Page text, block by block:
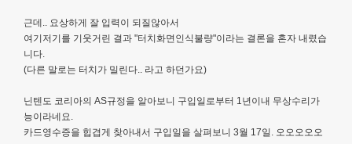
근데.. 요상하게 잘 입력이 되질않아서
여기저기를 기웃거린 결과 "터치화면인식불량"이라는 결론을 혼자 내렸습
니다.
(다른 말로는 터치가 밀린다.. 라고 하던가요)
닌텐도 코리아의 AS규정을 알아보니 구입일로부터 1년이내 무상수리가
능이라네요.
카드영수증을 힙겹게 찾아내서 구입일을 살펴보니 3월 17일. 오오오오오